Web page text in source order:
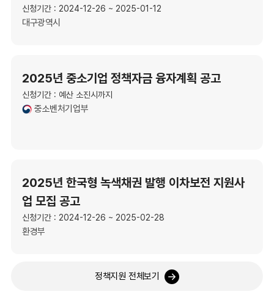
신청기간 : 2024-12-26 ~ 2025-01-12
대구광역시
2025년 중소기업 정책자금 융자계획 공고
신청기간 : 예산 소진시까지
중소벤처기업부
2025년 한국형 녹색채권 발행 이차보전 지원사
업 모집 공고
신청기간 : 2024-12-26 ~ 2025-02-28
환경부
정책지원 전체보기